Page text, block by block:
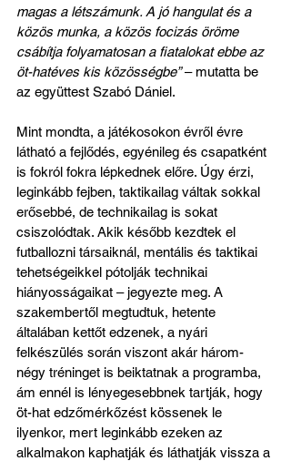
magas a létszámunk. A jó hangulat és a
közös munka, a közös focizás öröme
csábítja folyamatosan a fiatalokat ebbe az
öt-hatéves kis közösségbe” – mutatta be
az együttest Szabó Dániel.
Mint mondta, a játékosokon évről évre
látható a fejlődés, egyénileg és csapatként
is fokról fokra lépkednek előre. Úgy érzi,
leginkább fejben, taktikailag váltak sokkal
erősebbé, de technikailag is sokat
csiszolódtak. Akik később kezdtek el
futballozni társaiknál, mentális és taktikai
tehetségeikkel pótolják technikai
hiányosságaikat – jegyezte meg. A
szakembertől megtudtuk, hetente
általában kettőt edzenek, a nyári
felkészülés során viszont akár három-
négy tréninget is beiktatnak a programba,
ám ennél is lényegesebbnek tartják, hogy
öt-hat edzőmérkőzést kössenek le
ilyenkor, mert leginkább ezeken az
alkalmakon kaphatják és láthatják vissza a